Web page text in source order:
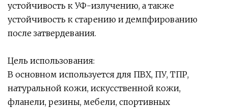
устойчивость к УФ-излучению, а также
устойчивость к старению и демпфированию
после затвердевания.
Цель использования:
В основном используется для ПВХ, ПУ, ТПР,
натуральной кожи, искусственной кожи,
фланели, резины, мебели, спортивных